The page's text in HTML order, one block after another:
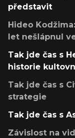
představit
Hideo
let nešlápnul
Tak jde čas s
historie
Tak jde čas s
strategie
Tak jde čas s
Závislost na